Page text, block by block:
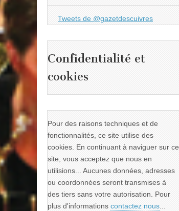
Tweets de @gazetdescuivres
Confidentialité et
cookies
Pour des raisons techniques et de
fonctionnalités, ce site utilise des
cookies. En continuant à naviguer sur ce
site, vous acceptez que nous en
utilisions... Aucunes données, adresses
ou coordonnées seront transmises à
des tiers sans votre autorisation. Pour
plus d'informations contactez nous...